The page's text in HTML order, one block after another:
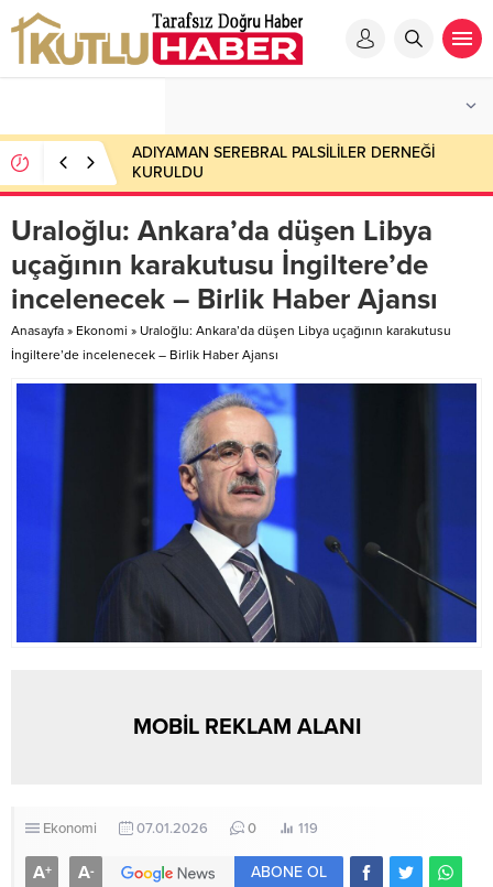
ADIYAMAN SEREBRAL PALSİLİLER DERNEĞİ
KURULDU
Uraloğlu: Ankara’da düşen Libya
uçağının karakutusu İngiltere’de
incelenecek – Birlik Haber Ajansı
Anasayfa » Ekonomi » Uraloğlu: Ankara’da düşen Libya uçağının karakutusu
İngiltere’de incelenecek – Birlik Haber Ajansı
MOBİL REKLAM ALANI
Ekonomi 07.01.2026 0 119
A+ A- ABONE OL